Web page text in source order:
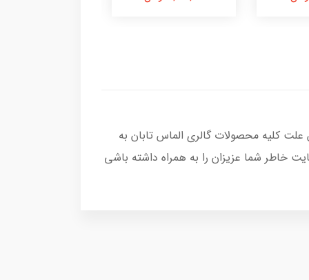
کلیه محصولات گالری الماس تابان به
خاطر شما عزیزان را به همراه داشته باشی